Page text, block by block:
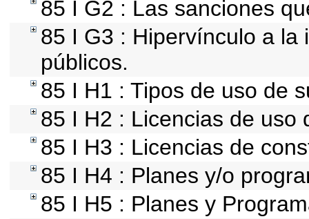
85 I G2 : Las sanciones
85 I G3 : Hipervínculo a la
públicos.
85 I H1 : Tipos de uso de
85 I H2 : Licencias de uso
85 I H3 : Licencias de
85 I H4 : Planes y/o
85 I H5 : Planes y